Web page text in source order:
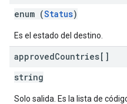
enum (Status)
Es el estado del destino.
approvedCountries[]
string
Solo salida. Es la lista de